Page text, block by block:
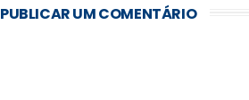
PUBLICAR UM COMENTÁRIO